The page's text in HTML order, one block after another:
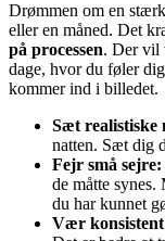
Drømmen om en
eller en måned. Det
på processen. Der vil
dage, hvor du føler
kommer ind i billedet.
Sæt realistiske
natten. Sæt dig
Fejr små sejre:
de måtte
du har kunnet
Vær